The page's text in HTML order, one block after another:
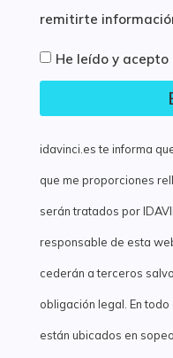
remitirte
He leído y acepto
idavinci.es te informa
que me proporciones
serán tratados por
responsable de esta
cederán a terceros
obligación legal. En
están ubicados en